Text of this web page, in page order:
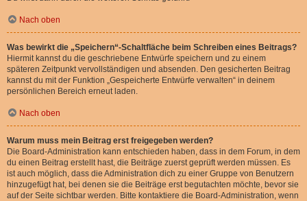
Nach oben
Was bewirkt die „Speichern“-Schaltfläche beim Schreiben eines Beitrags?
Hiermit kannst du die geschriebene Entwürfe speichern und zu einem
späteren Zeitpunkt vervollständigen und absenden. Den gesicherten Beitrag
kannst du mit der Funktion „Gespeicherte Entwürfe verwalten“ in deinem
persönlichen Bereich erneut laden.
Nach oben
Warum muss mein Beitrag erst freigegeben werden?
Die Board-Administration kann entschieden haben, dass in dem Forum, in dem
du einen Beitrag erstellt hast, die Beiträge zuerst geprüft werden müssen. Es
ist auch möglich, dass die Administration dich zu einer Gruppe von Benutzern
hinzugefügt hat, bei denen sie die Beiträge erst begutachten möchte, bevor sie
auf der Seite sichtbar werden. Bitte kontaktiere die Board-Administration, wenn